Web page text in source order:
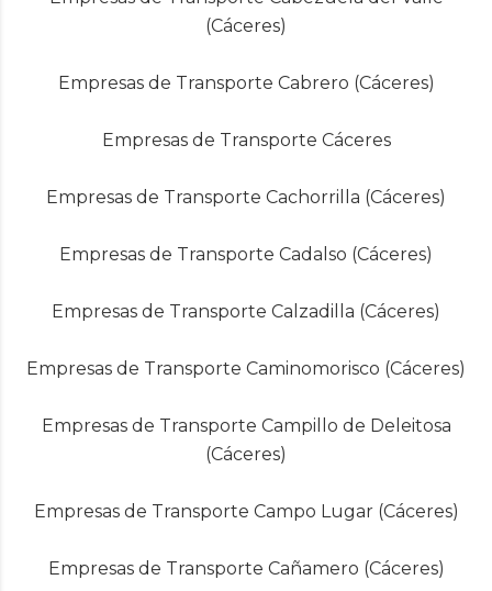
(Cáceres)
Empresas de Transporte Cabrero (Cáceres)
Empresas de Transporte Cáceres
Empresas de Transporte Cachorrilla (Cáceres)
Empresas de Transporte Cadalso (Cáceres)
Empresas de Transporte Calzadilla (Cáceres)
Empresas de Transporte Caminomorisco (Cáceres)
Empresas de Transporte Campillo de Deleitosa
(Cáceres)
Empresas de Transporte Campo Lugar (Cáceres)
Empresas de Transporte Cañamero (Cáceres)